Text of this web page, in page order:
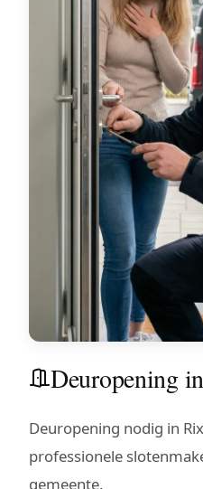
Deuropening
Deuropening nodig in
professionele
gemeente.